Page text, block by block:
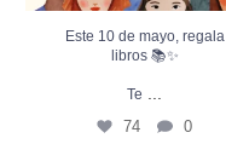
Este 10 de mayo, regala
libros 📚✨
Te ...
74 0